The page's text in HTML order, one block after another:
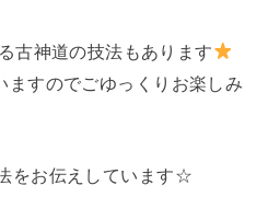
古神道の技法もあります
すのでごゆっくりお楽しみ
をお伝えしています☆